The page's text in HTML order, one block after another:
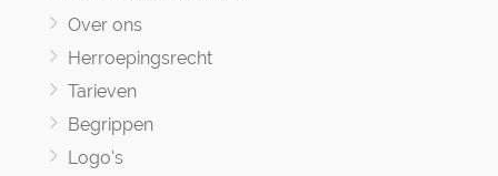
Over ons
Herroepingsrecht
Tarieven
Begrippen
Logo's